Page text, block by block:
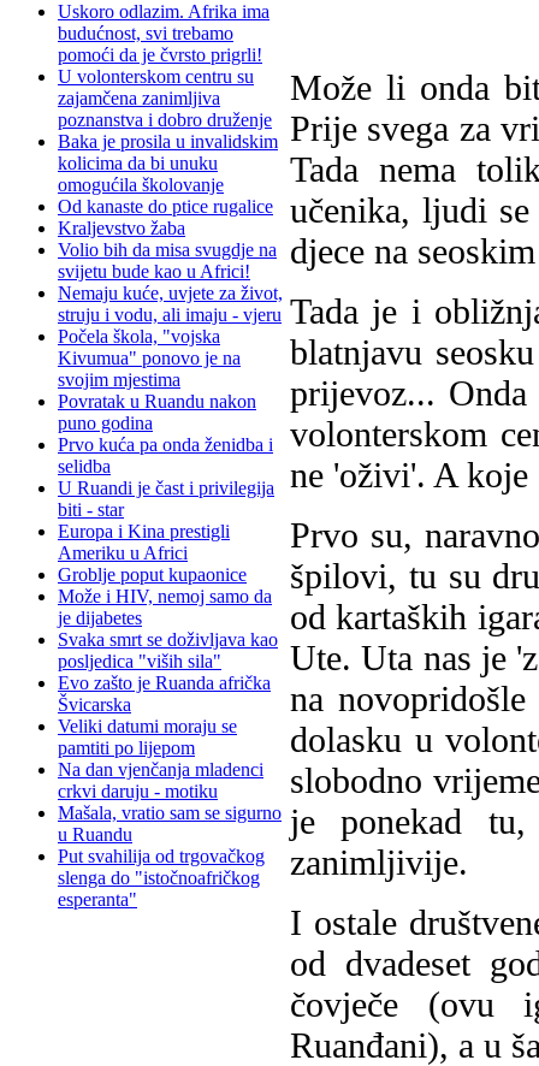
Uskoro odlazim. Afrika ima
budućnost, svi trebamo
pomoći da je čvrsto prigrli!
U volonterskom centru su
zajamčena zanimljiva
poznanstva i dobro druženje
Baka je prosila u invalidskim
kolicima da bi unuku
omogućila školovanje
Od kanaste do ptice rugalice
Kraljevstvo žaba
Volio bih da misa svugdje na
svijetu bude kao u Africi!
Nemaju kuće, uvjete za život,
struju i vodu, ali imaju - vjeru
Počela škola, "vojska
Kivumua" ponovo je na
svojim mjestima
Povratak u Ruandu nakon
puno godina
Prvo kuća pa onda ženidba i
selidba
U Ruandi je čast i privilegija
biti - star
Europa i Kina prestigli
Ameriku u Africi
Groblje poput kupaonice
Može i HIV, nemoj samo da
je dijabetes
Svaka smrt se doživljava kao
posljedica "viših sila"
Evo zašto je Ruanda afrička
Švicarska
Veliki datumi moraju se
pamtiti po lijepom
Na dan vjenčanja mladenci
crkvi daruju - motiku
Mašala, vratio sam se sigurno
u Ruandu
Put svahilija od trgovačkog
slenga do "istočnoafričkog
esperanta"
Može li onda
Prije svega za
Tada nema
učenika, ljudi
djece na
Tada je i
blatnjavu
prijevoz...
volonterskom
ne 'oživi'. A koje
Prvo su,
špilovi, tu su
od kartaških
Ute. Uta nas je
na
dolasku u
slobodno
je ponekad
zanimljivije.
I ostale
od dvadeset
čovječe (ovu
Ruanđani), a u